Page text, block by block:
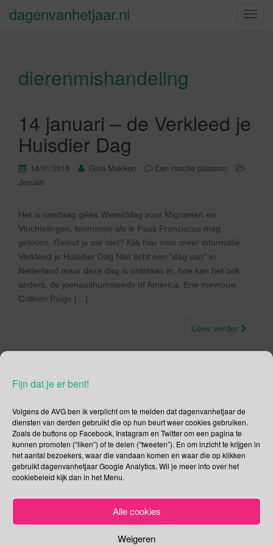
Fijn dat je er bent!
Volgens de AVG ben ik verplicht om te melden dat dagenvanhetjaar de
diensten van derden gebruikt die op hun beurt weer cookies gebruiken.
Zoals de buttons op Facebook, Instagram en Twitter om een pagina te
kunnen promoten (“liken”) of te delen (“tweeten”). En om inzicht te krijgen in
het aantal bezoekers, waar die vandaan komen en waar die op klikken
gebruikt dagenvanhetjaar Google Analytics. Wil je meer info over het
cookiebeleid kijk dan in het Menu.
Alle cookies
Weigeren
S
dagenvanhetjaar.nl
dierenmishandeling
14 januari – de Verkleed je
Huisdier Dag
14/01/2016 Gina Makken
Een reactie plaatsen
Januari
Het is vandaag géén Werelddag voor Migranten en
Vluchtelingen, tenminste als ik Paus Franciscus mag
geloven. Geloof je me niet? Klik hier voor meer informatie.
Verkleed je Huisdier Dag Niet echt een “dag van” in
Nederland maar deze dag is ontstaan in, hoe kan het ook
anders, de joenaaithumsteeds of America. Ene mevrouw
Colleen Paige […]
Lees verder
Social Media
Je kunt me volgen op
naar: